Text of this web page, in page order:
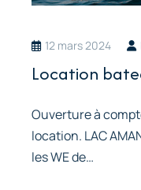
12 mars 2024
Location
Ouverture à
location. LAC
les WE de…